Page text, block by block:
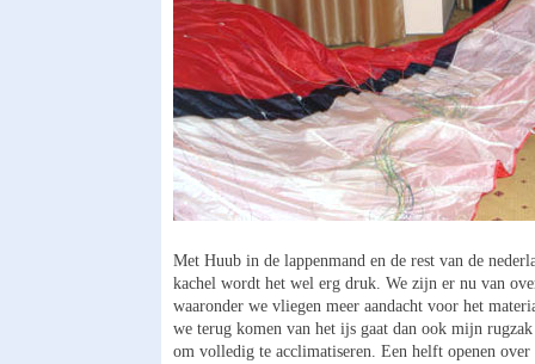
Met Huub in de lappenmand en de rest van de
kachel wordt het wel erg druk. We zijn er nu van
waaronder we vliegen meer aandacht voor het
we terug komen van het ijs gaat dan ook mijn
om volledig te acclimatiseren. Een helft openen over